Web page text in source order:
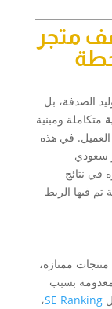
متجر
الصدفة، بل
متكاملة ومبنية
في هذه
سعودي
في نتائج
تم فيها الربط
ممتازة،
معدومة بسبب
SE Ranking،